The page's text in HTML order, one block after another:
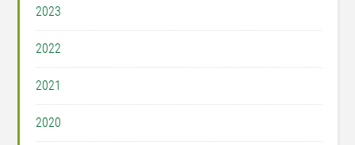
2023
2022
2021
2020